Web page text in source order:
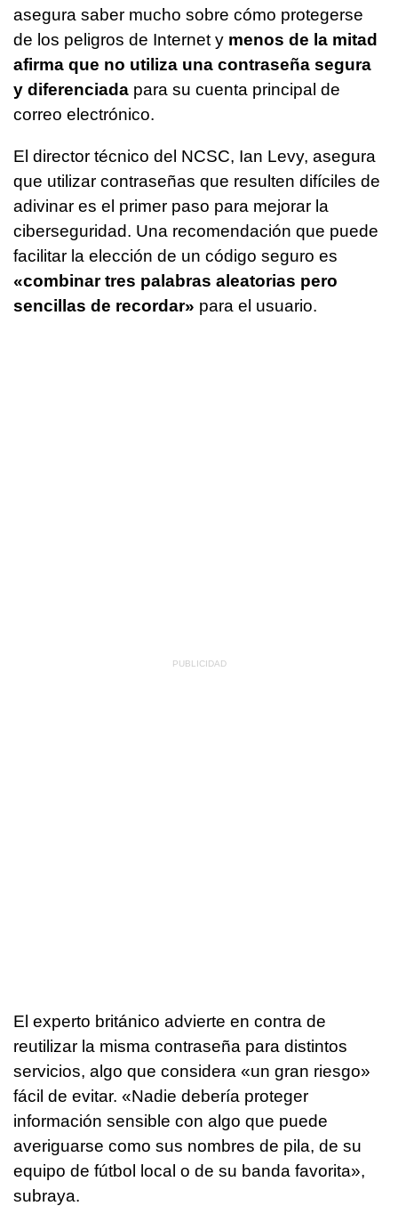
asegura saber mucho sobre cómo protegerse
de los peligros de Internet y menos de la mitad
afirma que no utiliza una contraseña segura
y diferenciada para su cuenta principal de
correo electrónico.
El director técnico del NCSC, Ian Levy, asegura
que utilizar contraseñas que resulten difíciles de
adivinar es el primer paso para mejorar la
ciberseguridad. Una recomendación que puede
facilitar la elección de un código seguro es
«combinar tres palabras aleatorias pero
sencillas de recordar» para el usuario.
El experto británico advierte en contra de
reutilizar la misma contraseña para distintos
servicios, algo que considera «un gran riesgo»
fácil de evitar. «Nadie debería proteger
información sensible con algo que puede
averiguarse como sus nombres de pila, de su
equipo de fútbol local o de su banda favorita»,
subraya.